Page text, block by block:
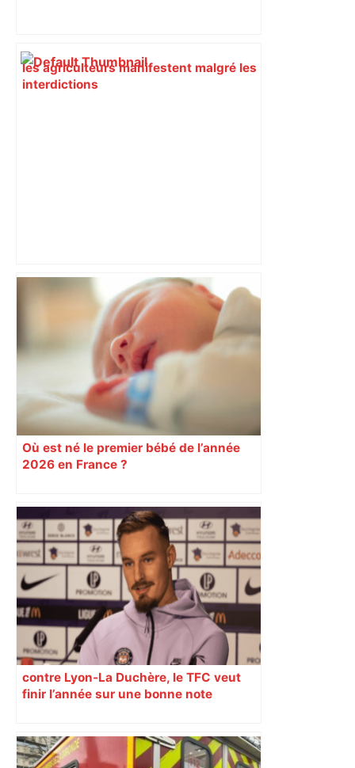
les agriculteurs manifestent malgré les
interdictions
DIRECT. Colère des agriculteurs :
mobilisation agricole à Toulouse ce
samedi, 113 vaches abattues en Ariège
– ladepeche.fr
Où est né le premier bébé de l’année
2026 en France ?
contre Lyon-La Duchère, le TFC veut
finir l’année sur une bonne note